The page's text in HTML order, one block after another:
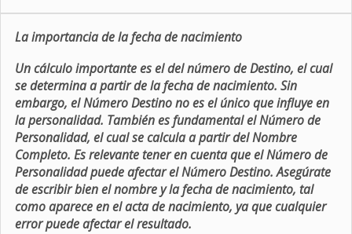
La importancia de la fecha de nacimiento
Un cálculo importante es el del número de Destino, el cual
se determina a partir de la fecha de nacimiento. Sin
embargo, el Número Destino no es el único que influye en
la personalidad. También es fundamental el Número de
Personalidad, el cual se calcula a partir del Nombre
Completo. Es relevante tener en cuenta que el Número de
Personalidad puede afectar el Número Destino. Asegúrate
de escribir bien el nombre y la fecha de nacimiento, tal
como aparece en el acta de nacimiento, ya que cualquier
error puede afectar el resultado.